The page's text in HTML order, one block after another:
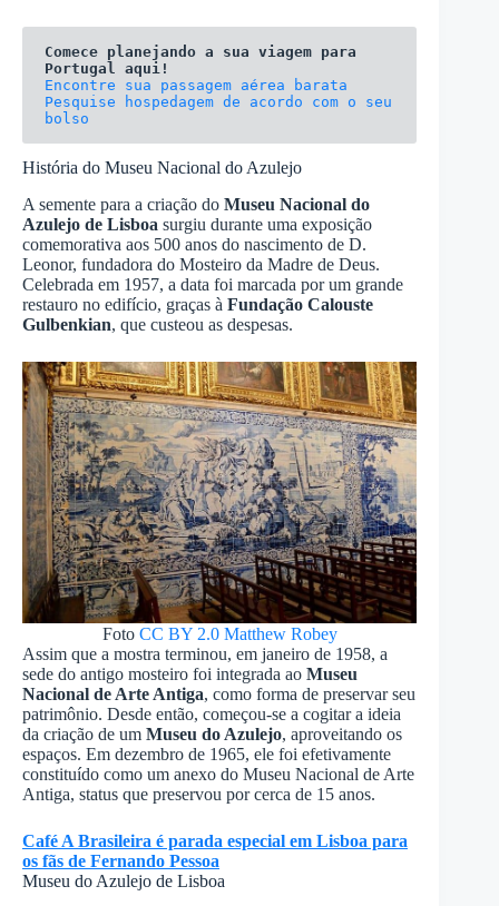
Comece planejando a sua viagem para
Pesquise hospedagem de acordo com o seu
bolso
História do Museu Nacional do Azulejo
A semente para a criação do Museu Nacional do
Azulejo de Lisboa surgiu durante uma exposição
comemorativa aos 500 anos do nascimento de D.
Leonor, fundadora do Mosteiro da Madre de Deus.
Celebrada em 1957, a data foi marcada por um grande
restauro no edifício, graças à Fundação Calouste
Gulbenkian, que custeou as despesas.
Foto CC BY 2.0 Matthew Robey
Assim que a mostra terminou, em janeiro de 1958, a
sede do antigo mosteiro foi integrada ao Museu
Nacional de Arte Antiga, como forma de preservar seu
patrimônio. Desde então, começou-se a cogitar a ideia
da criação de um Museu do Azulejo, aproveitando os
espaços. Em dezembro de 1965, ele foi efetivamente
constituído como um anexo do Museu Nacional de Arte
Antiga, status que preservou por cerca de 15 anos.
Café A Brasileira é parada especial em Lisboa para
os fãs de Fernando Pessoa
Museu do Azulejo de Lisboa